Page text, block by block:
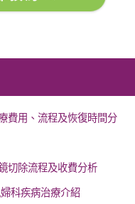
費用、流程及恢復時間分
切除流程及收費分析
科疾病治療介紹